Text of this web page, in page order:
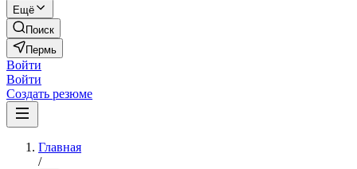
Ещё
Поиск
Пермь
Войти
Войти
Создать резюме
Главная
/